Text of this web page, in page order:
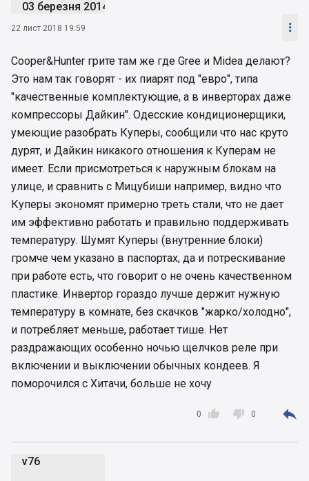
03 березня 2014
22 лист 2018 19:59 
Cooper&Hunter грите там же где Gree и Midea делают?
Это нам так говорят - их пиарят под "евро", типа
"качественные комплектующие, а в инверторах даже
компрессоры Дайкин". Одесские кондиционерщики,
умеющие разобрать Куперы, сообщили что нас круто
дурят, и Дайкин никакого отношения к Куперам не
имеет. Если присмотреться к наружным блокам на
улице, и сравнить с Мицубиши например, видно что
Куперы экономят примерно треть стали, что не дает
им эффективно работать и правильно поддерживать
температуру. Шумят Куперы (внутренние блоки)
громче чем указано в паспортах, да и потрескивание
при работе есть, что говорит о не очень качественном
пластике. Инвертор гораздо лучше держит нужную
температуру в комнате, без скачков "жарко/холодно",
и потребляет меньше, работает тише. Нет
раздражающих особенно ночью щелчков реле при
включении и выключении обычных кондеев. Я
поморочился с Хитачи, больше не хочу

0  0 
v76